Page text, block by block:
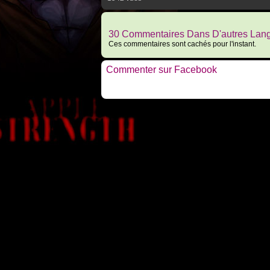
30 Commentaires Dans D'autres
Ces commentaires sont cachés pour l'instant.
Commenter sur Facebook